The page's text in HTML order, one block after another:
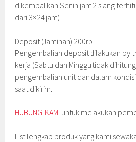
dikembalikan Senin jam 2 siang
dari 3×24 jam)
Deposit (Jaminan) 200rb.
Pengembalian deposit dilakukan by
kerja (Sabtu dan Minggu tidak
pengembalian unit dan dalam
saat dikirim.
HUBUNGI KAMI untuk melakukan
List lengkap produk yang kami